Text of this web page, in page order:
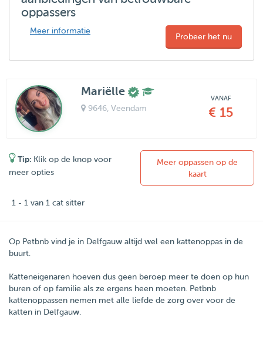
oppassers
Meer informatie
Probeer het nu
Mariëlle
9646, Veendam
VANAF
€ 15
Tip: Klik op de knop voor
meer opties
Meer oppassen op de
kaart
1 - 1 van 1 cat sitter
Op Petbnb vind je in Delfgauw altijd wel een kattenoppas in de
buurt.
Katteneigenaren hoeven dus geen beroep meer te doen op hun
buren of op familie als ze ergens heen moeten. Petbnb
kattenoppassen nemen met alle liefde de zorg over voor de
katten in Delfgauw.